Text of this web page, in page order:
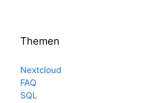
Themen
Nextcloud
FAQ
SQL